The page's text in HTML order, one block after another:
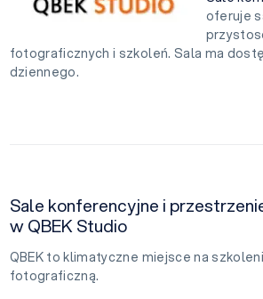
oferuje
fotograficznych i szkoleń. Sala ma
dziennego.
Sale konferencyjne i
w QBEK Studio
QBEK to klimatyczne miejsce na
fotograficzną.